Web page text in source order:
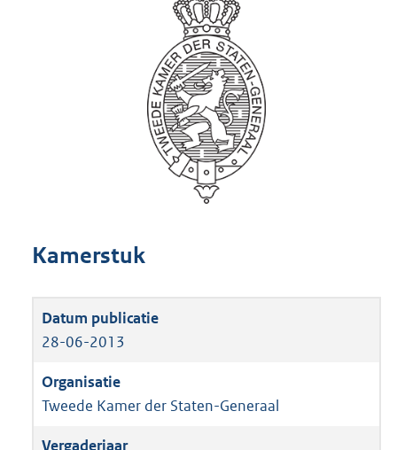
Kamerstuk
28-06-2013
Tweede Kamer der Staten-Generaal